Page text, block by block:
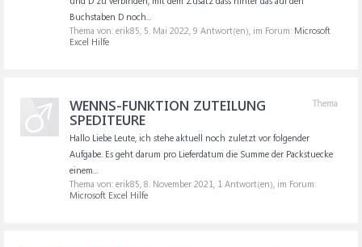
Buchstaben D noch...
Thema von: erik85, 5. Mai 2022, 9 Antwort(en), im Forum: Microsoft
Excel Hilfe
Thema
WENNS-FUNKTION ZUTEILUNG
SPEDITEURE
Hallo Liebe Leute, ich stehe aktuell noch zuletzt vor folgender
Aufgabe. Es geht darum pro Lieferdatum die Summe der Packstuecke
einem...
Thema von: erik85, 8. November 2021, 1 Antwort(en), im Forum:
Microsoft Excel Hilfe